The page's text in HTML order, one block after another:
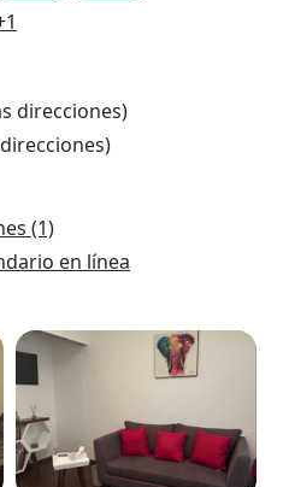
direcciones)
(1)
en línea